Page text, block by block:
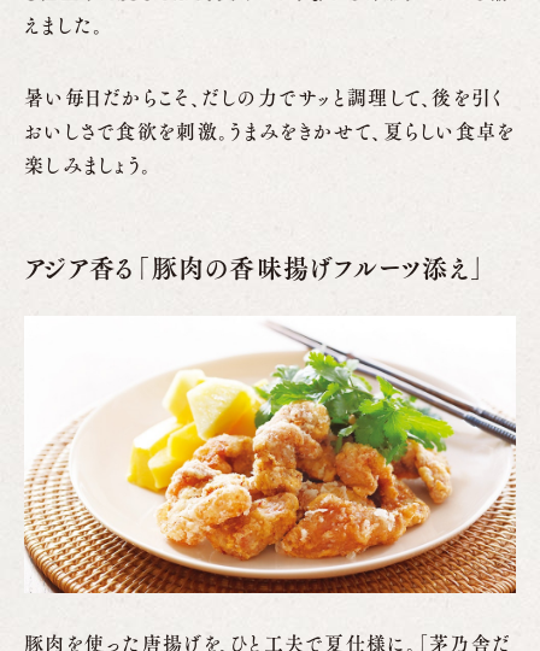
えました。
暑い毎日だからこそ、だしの力でサッと調理して、後を引く
おいしさで食欲を刺激。うまみをきかせて、夏らしい食卓を
楽しみましょう。
アジア香る「豚肉の香味揚げフルーツ添え」
豚肉を使った唐揚げを、ひと工夫で夏仕様に。「茅乃舎だ